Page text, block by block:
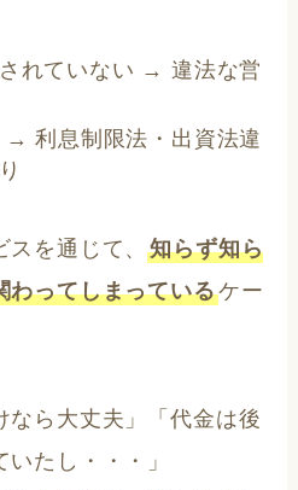
されていない → 違法な営
→ 利息制限法・出資法違
スを通じて、知らず知ら
わってしまっているケー
なら大丈夫」「代金は後
たし・・・」